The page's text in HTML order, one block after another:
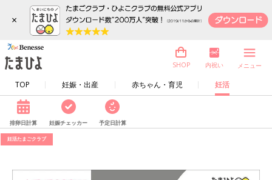
×
TOP 妊娠・出産 赤ちゃん・育児 妊活
SHOP 内祝い メニュー
排卵日計算 妊娠チェッカー 予定日計算
妊活たまごクラブ